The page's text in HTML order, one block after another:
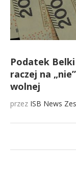
Podatek
raczej na
wolnej
przez ISB News